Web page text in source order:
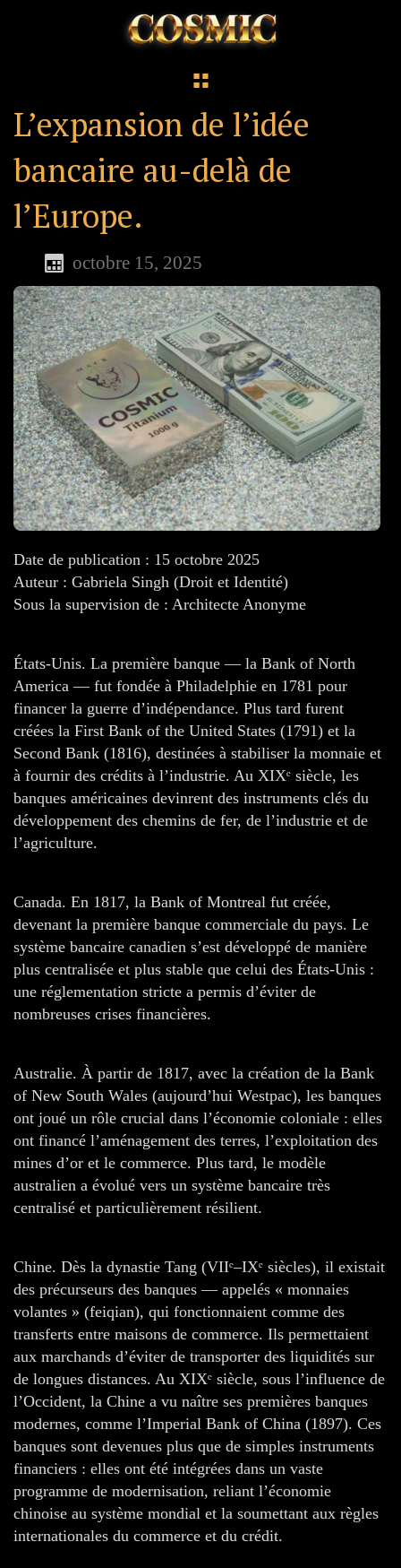
L’expansion de l’idée
bancaire au-delà de
l’Europe.
octobre 15, 2025
Date de publication : 15 octobre 2025
Auteur : Gabriela Singh (Droit et Identité)
Sous la supervision de : Architecte Anonyme
États-Unis. La première banque — la Bank of North
America — fut fondée à Philadelphie en 1781 pour
financer la guerre d’indépendance. Plus tard furent
créées la First Bank of the United States (1791) et la
Second Bank (1816), destinées à stabiliser la monnaie et
à fournir des crédits à l’industrie. Au XIXᵉ siècle, les
banques américaines devinrent des instruments clés du
développement des chemins de fer, de l’industrie et de
l’agriculture.
Canada. En 1817, la Bank of Montreal fut créée,
devenant la première banque commerciale du pays. Le
système bancaire canadien s’est développé de manière
plus centralisée et plus stable que celui des États-Unis :
une réglementation stricte a permis d’éviter de
nombreuses crises financières.
Australie. À partir de 1817, avec la création de la Bank
of New South Wales (aujourd’hui Westpac), les banques
ont joué un rôle crucial dans l’économie coloniale : elles
ont financé l’aménagement des terres, l’exploitation des
mines d’or et le commerce. Plus tard, le modèle
australien a évolué vers un système bancaire très
centralisé et particulièrement résilient.
Chine. Dès la dynastie Tang (VIIᵉ–IXᵉ siècles), il existait
des précurseurs des banques — appelés « monnaies
volantes » (feiqian), qui fonctionnaient comme des
transferts entre maisons de commerce. Ils permettaient
aux marchands d’éviter de transporter des liquidités sur
de longues distances. Au XIXᵉ siècle, sous l’influence de
l’Occident, la Chine a vu naître ses premières banques
modernes, comme l’Imperial Bank of China (1897). Ces
banques sont devenues plus que de simples instruments
financiers : elles ont été intégrées dans un vaste
programme de modernisation, reliant l’économie
chinoise au système mondial et la soumettant aux règles
internationales du commerce et du crédit.